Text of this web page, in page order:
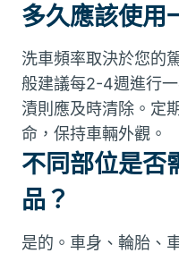
多久應該使用
洗車頻率取決於您的
般建議每2-4週進行
漬則應及時清除。定
命，保持車輛外觀。
不同部位是否
品？
是的。車身、輪胎、